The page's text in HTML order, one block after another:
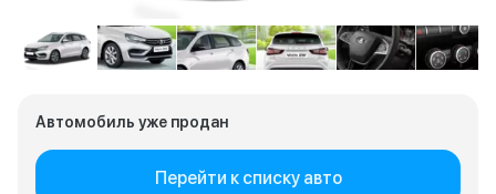
Автомобиль уже продан
Перейти к списку авто